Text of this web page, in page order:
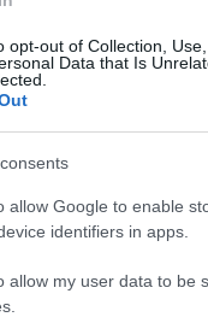
opt-out of Collection,
Data that Is
allow Google to enable
identifiers in apps.
allow my user data to be
za to wzrosła do 309
napęd,
Pod tym
Japońska marka
ładowaniu,
79 kilometrów.